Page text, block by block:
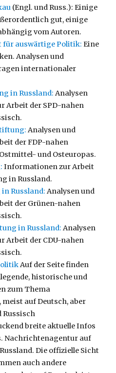
(Engl. und Russ.): Einige
gut, einige
vom Autoren.
für auswärtige Politik: Eine
Analysen und
internationaler
in Russland: Analysen
Arbeit der SPD-nahen
Analysen und
der FDP-nahen
und Osteuropas.
Informationen zur Arbeit
in Russland.
Russland: Analysen und
der Grünen-nahen
in Russland: Analysen
Arbeit der CDU-nahen
Auf der Seite finden
historische und
zum Thema
auf Deutsch, aber
Russisch
breite aktuelle Infos
Nachrichtenagentur auf
Die offizielle Sicht
auch andere